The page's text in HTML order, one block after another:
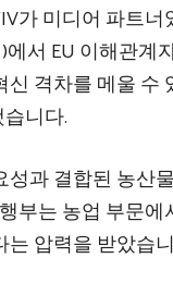
가 미디어 파트
)에서 EU 이해관계
신 격차를 메울 수
니다.
성과 결합된 농산
부는 농업 부문에
는 압력을 받았습